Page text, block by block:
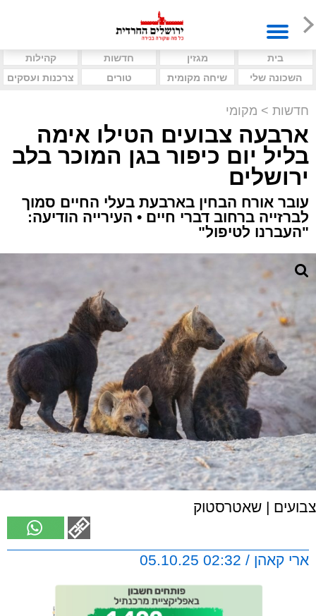
בית מגזין חדשות
קהילות
השכונה שלי
שיחה מקומית טורים צרכנות ועסקים
חדשות > מקומי
ארבעה צבועים הטילו אימה
בליל יום כיפור בגן המוכר בלב
ירושלים
עובר אורח הבחין בארבעת בעלי החיים סמוך
לברזייה ברחוב דברי חיים • העירייה הודיעה:
"העברנו לטיפול"
צבועים | שאטרסטוק
ארי קאהן / 02:32 05.10.25